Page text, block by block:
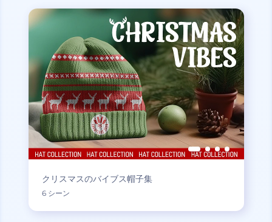
クリスマスのバイブス帽子集
6 シーン